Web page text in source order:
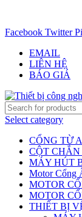
Facebook Twitter
EMAIL
LIÊN HỆ
BÁO GIÁ
Select category
CỔNG TỪ
CỘT
MÁY HÚT
Motor Cổng
MOTOR
MOTOR
THIẾT BỊ